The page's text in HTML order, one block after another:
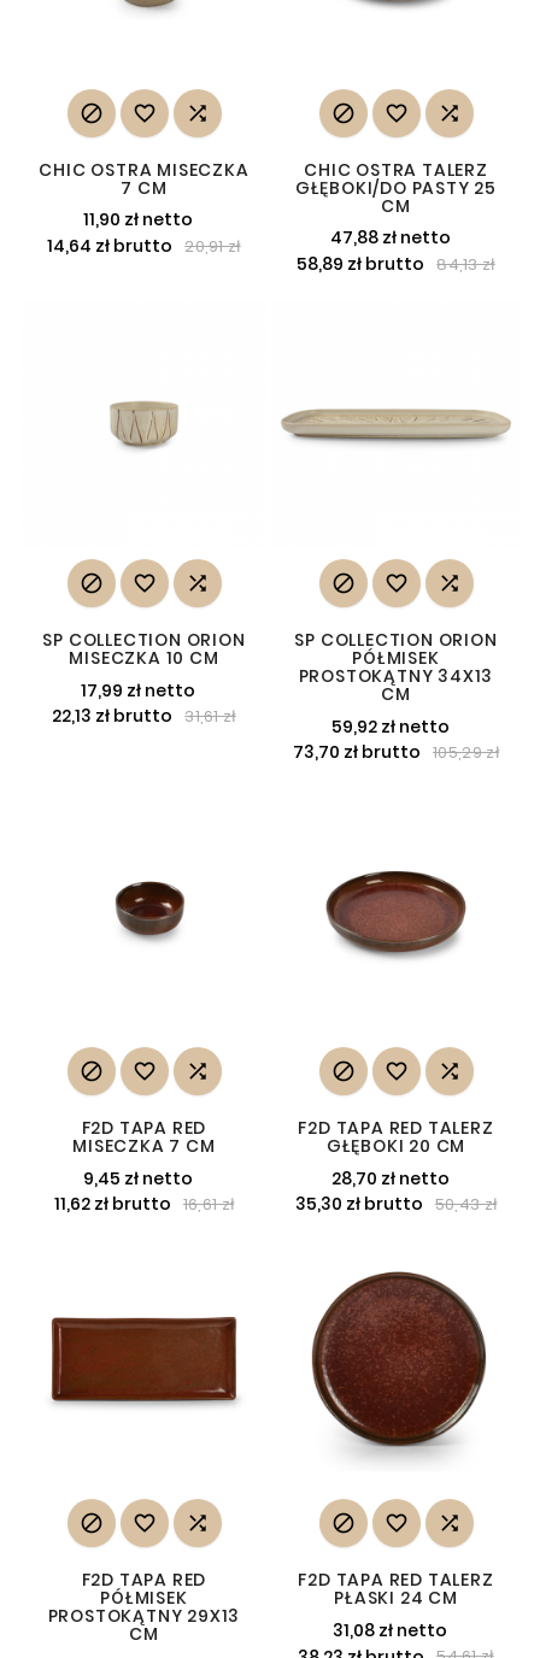
  
CHIC OSTRA MISECZKA
7 CM
11,90 zł netto
14,64 zł brutto 20,91 zł
  
CHIC OSTRA TALERZ
GŁĘBOKI/DO PASTY 25
CM
47,88 zł netto
58,89 zł brutto 84,13 zł
  
SP COLLECTION ORION
MISECZKA 10 CM
17,99 zł netto
22,13 zł brutto 31,61 zł
  
SP COLLECTION ORION
PÓŁMISEK
PROSTOKĄTNY 34X13
CM
59,92 zł netto
73,70 zł brutto 105,29 zł
  
F2D TAPA RED
MISECZKA 7 CM
9,45 zł netto
11,62 zł brutto 16,61 zł
  
F2D TAPA RED TALERZ
GŁĘBOKI 20 CM
28,70 zł netto
35,30 zł brutto 50,43 zł
  
F2D TAPA RED
PÓŁMISEK
PROSTOKĄTNY 29X13
CM
  
F2D TAPA RED TALERZ
PŁASKI 24 CM
31,08 zł netto